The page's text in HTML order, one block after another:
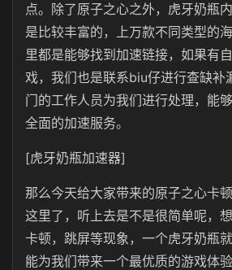
点。除了原子之心之外，虎牙奶瓶
是比较丰富的，上万款不同类型的
里都是能够找到加速链接，如果有
戏，我们也是联系biu仔进行查缺补
门的工作人员为我们进行处理，能
全面的加速服务。
[虎牙奶瓶加速器]
那么今天给大家带来的原子之心卡
这里了，听上去是不是很简单呢，
卡顿，跳屏等现象，一个虎牙奶瓶
能为我们带来一个最优质的游戏体